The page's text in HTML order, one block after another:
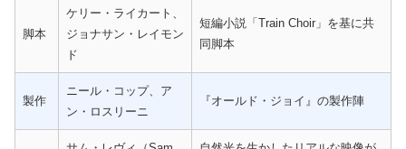
脚本
ケリー・ライカート、
ジョナサン・レイモン
ド
短編小説「Train Choir」を基に共
同脚本
製作
ニール・コップ、ア
ン・ロスリーニ
『オールド・ジョイ』の製作陣